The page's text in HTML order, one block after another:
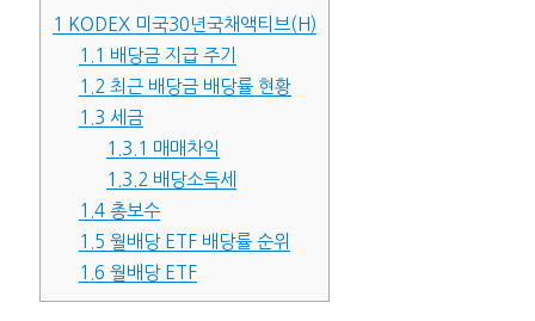
1
KODEX 미국30년국채액티브(H)
1.1 배당금 지급 주기
1.2 최근 배당금 배당률 현황
1.3 세금
1.3.1 매매차익
1.3.2 배당소득세
1.4 총보수
1.5 월배당 ETF 배당률 순위
1.6 월배당 ETF